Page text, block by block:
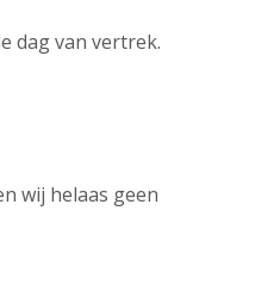
dag van vertrek.
wij helaas geen